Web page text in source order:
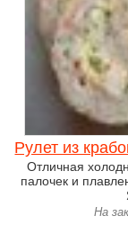
Рулет из
Отличная
палочек и
На